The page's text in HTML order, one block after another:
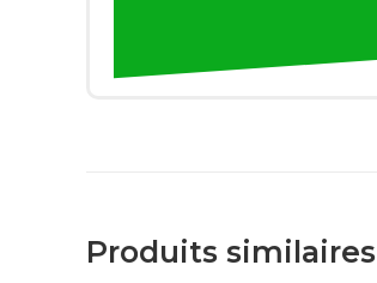
Produits similaires